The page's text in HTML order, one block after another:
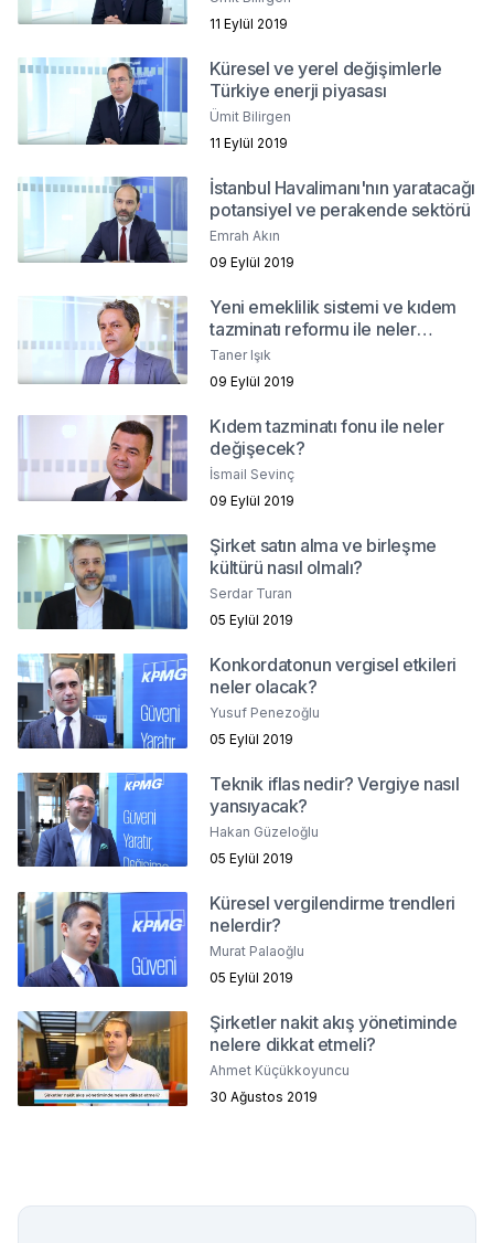
11 Eylül 2019
Küresel ve yerel değişimlerle
Türkiye enerji piyasası
Ümit Bilirgen
11 Eylül 2019
İstanbul Havalimanı'nın yaratacağı
potansiyel ve perakende sektörü
Emrah Akın
09 Eylül 2019
Yeni emeklilik sistemi ve kıdem
tazminatı reformu ile neler
değişecek?
Taner Işık
09 Eylül 2019
Kıdem tazminatı fonu ile neler
değişecek?
İsmail Sevinç
09 Eylül 2019
Şirket satın alma ve birleşme
kültürü nasıl olmalı?
Serdar Turan
05 Eylül 2019
Konkordatonun vergisel etkileri
neler olacak?
Yusuf Penezoğlu
05 Eylül 2019
Teknik iflas nedir? Vergiye nasıl
yansıyacak?
Hakan Güzeloğlu
05 Eylül 2019
Küresel vergilendirme trendleri
nelerdir?
Murat Palaoğlu
05 Eylül 2019
Şirketler nakit akış yönetiminde
nelere dikkat etmeli?
Ahmet Küçükkoyuncu
30 Ağustos 2019